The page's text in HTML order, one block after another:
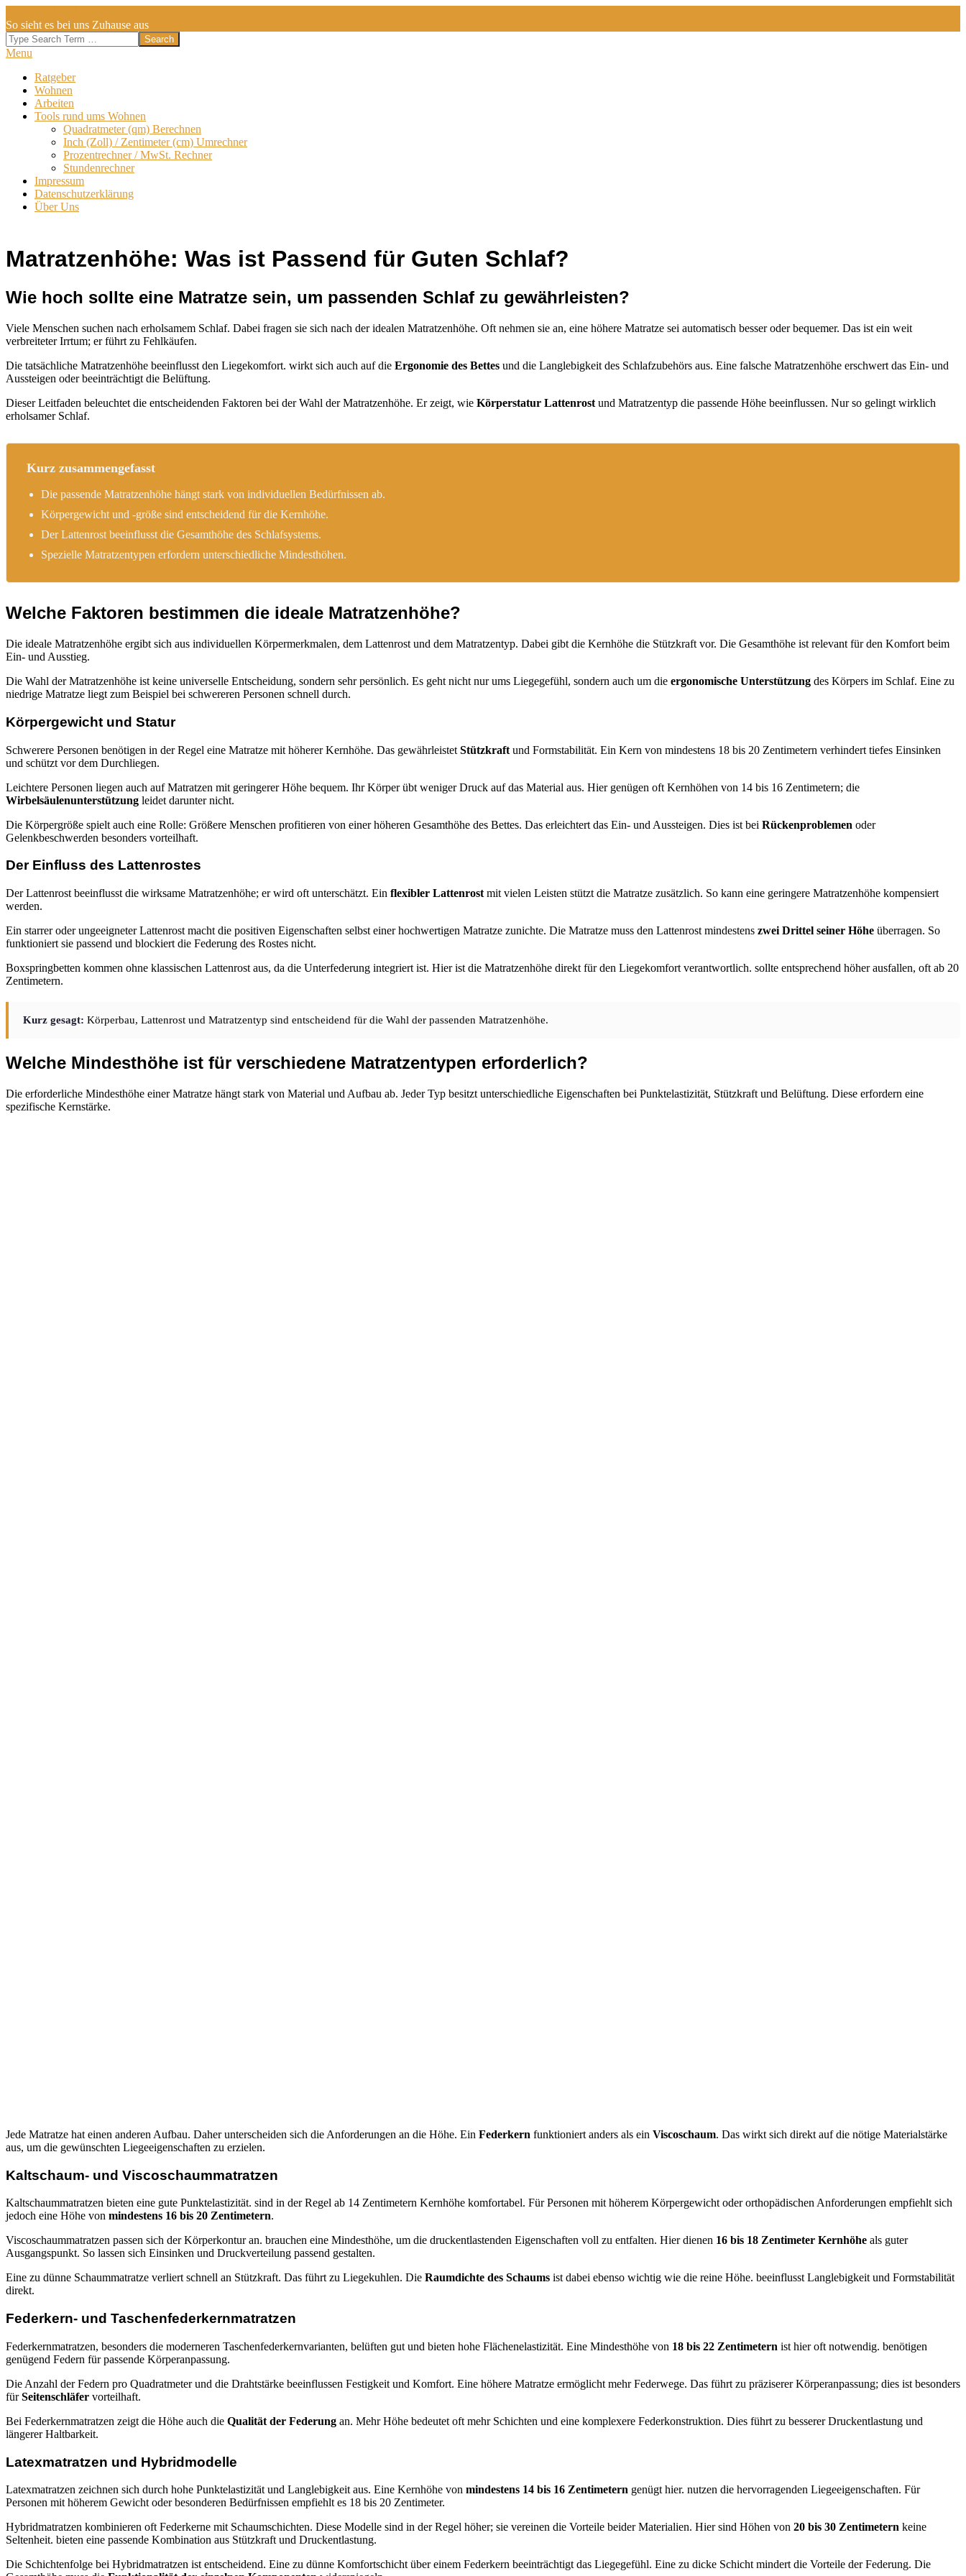
to
content
So sieht es bei uns Zuhause aus
Search
Secondary
Menu
Menu
Ratgeber
Wohnen
Arbeiten
Tools rund ums Wohnen
Quadratmeter (qm) Berechnen
Inch (Zoll) / Zentimeter (cm) Umrechner
Prozentrechner / MwSt. Rechner
Stundenrechner
Impressum
Datenschutzerklärung
Über Uns
Matratzenhöhe: Was ist Passend für Guten Schlaf?
Wie hoch sollte eine Matratze sein, um passenden Schlaf zu gewährleisten?
Viele Menschen suchen nach erholsamem Schlaf. Dabei fragen sie sich nach der idealen Matratzenhöhe. Oft nehmen sie an, eine höhere Matratze sei automatisch besser oder bequemer. Das ist ein weit
verbreiteter Irrtum; er führt zu Fehlkäufen.
Die tatsächliche Matratzenhöhe beeinflusst den Liegekomfort. wirkt sich auch auf die Ergonomie des Bettes und die Langlebigkeit des Schlafzubehörs aus. Eine falsche Matratzenhöhe erschwert das Ein- und
Aussteigen oder beeinträchtigt die Belüftung.
Dieser Leitfaden beleuchtet die entscheidenden Faktoren bei der Wahl der Matratzenhöhe. Er zeigt, wie Körperstatur Lattenrost und Matratzentyp die passende Höhe beeinflussen. Nur so gelingt wirklich
erholsamer Schlaf.
Kurz zusammengefasst
Die passende Matratzenhöhe hängt stark von individuellen Bedürfnissen ab.
Körpergewicht und -größe sind entscheidend für die Kernhöhe.
Der Lattenrost beeinflusst die Gesamthöhe des Schlafsystems.
Spezielle Matratzentypen erfordern unterschiedliche Mindesthöhen.
Welche Faktoren bestimmen die ideale Matratzenhöhe?
Die ideale Matratzenhöhe ergibt sich aus individuellen Körpermerkmalen, dem Lattenrost und dem Matratzentyp. Dabei gibt die Kernhöhe die Stützkraft vor. Die Gesamthöhe ist relevant für den Komfort beim
Ein- und Ausstieg.
Die Wahl der Matratzenhöhe ist keine universelle Entscheidung, sondern sehr persönlich. Es geht nicht nur ums Liegegefühl, sondern auch um die ergonomische Unterstützung des Körpers im Schlaf. Eine zu
niedrige Matratze liegt zum Beispiel bei schwereren Personen schnell durch.
Körpergewicht und Statur
Schwerere Personen benötigen in der Regel eine Matratze mit höherer Kernhöhe. Das gewährleistet Stützkraft und Formstabilität. Ein Kern von mindestens 18 bis 20 Zentimetern verhindert tiefes Einsinken
und schützt vor dem Durchliegen.
Leichtere Personen liegen auch auf Matratzen mit geringerer Höhe bequem. Ihr Körper übt weniger Druck auf das Material aus. Hier genügen oft Kernhöhen von 14 bis 16 Zentimetern; die
Wirbelsäulenunterstützung leidet darunter nicht.
Die Körpergröße spielt auch eine Rolle: Größere Menschen profitieren von einer höheren Gesamthöhe des Bettes. Das erleichtert das Ein- und Aussteigen. Dies ist bei Rückenproblemen oder
Gelenkbeschwerden besonders vorteilhaft.
Der Einfluss des Lattenrostes
Der Lattenrost beeinflusst die wirksame Matratzenhöhe; er wird oft unterschätzt. Ein flexibler Lattenrost mit vielen Leisten stützt die Matratze zusätzlich. So kann eine geringere Matratzenhöhe kompensiert
werden.
Ein starrer oder ungeeigneter Lattenrost macht die positiven Eigenschaften selbst einer hochwertigen Matratze zunichte. Die Matratze muss den Lattenrost mindestens zwei Drittel seiner Höhe überragen. So
funktioniert sie passend und blockiert die Federung des Rostes nicht.
Boxspringbetten kommen ohne klassischen Lattenrost aus, da die Unterfederung integriert ist. Hier ist die Matratzenhöhe direkt für den Liegekomfort verantwortlich. sollte entsprechend höher ausfallen, oft ab 20
Zentimetern.
Kurz gesagt: Körperbau, Lattenrost und Matratzentyp sind entscheidend für die Wahl der passenden Matratzenhöhe.
Welche Mindesthöhe ist für verschiedene Matratzentypen erforderlich?
Die erforderliche Mindesthöhe einer Matratze hängt stark von Material und Aufbau ab. Jeder Typ besitzt unterschiedliche Eigenschaften bei Punktelastizität, Stützkraft und Belüftung. Diese erfordern eine
spezifische Kernstärke.
Jede Matratze hat einen anderen Aufbau. Daher unterscheiden sich die Anforderungen an die Höhe. Ein Federkern funktioniert anders als ein Viscoschaum. Das wirkt sich direkt auf die nötige Materialstärke
aus, um die gewünschten Liegeeigenschaften zu erzielen.
Kaltschaum- und Viscoschaummatratzen
Kaltschaummatratzen bieten eine gute Punktelastizität. sind in der Regel ab 14 Zentimetern Kernhöhe komfortabel. Für Personen mit höherem Körpergewicht oder orthopädischen Anforderungen empfiehlt sich
jedoch eine Höhe von mindestens 16 bis 20 Zentimetern.
Viscoschaummatratzen passen sich der Körperkontur an. brauchen eine Mindesthöhe, um die druckentlastenden Eigenschaften voll zu entfalten. Hier dienen 16 bis 18 Zentimeter Kernhöhe als guter
Ausgangspunkt. So lassen sich Einsinken und Druckverteilung passend gestalten.
Eine zu dünne Schaummatratze verliert schnell an Stützkraft. Das führt zu Liegekuhlen. Die Raumdichte des Schaums ist dabei ebenso wichtig wie die reine Höhe. beeinflusst Langlebigkeit und Formstabilität
direkt.
Federkern- und Taschenfederkernmatratzen
Federkernmatratzen, besonders die moderneren Taschenfederkernvarianten, belüften gut und bieten hohe Flächenelastizität. Eine Mindesthöhe von 18 bis 22 Zentimetern ist hier oft notwendig. benötigen
genügend Federn für passende Körperanpassung.
Die Anzahl der Federn pro Quadratmeter und die Drahtstärke beeinflussen Festigkeit und Komfort. Eine höhere Matratze ermöglicht mehr Federwege. Das führt zu präziserer Körperanpassung; dies ist besonders
fürSeitenschläfer vorteilhaft.
Bei Federkernmatratzen zeigt die Höhe auch die Qualität der Federung an. Mehr Höhe bedeutet oft mehr Schichten und eine komplexere Federkonstruktion. Dies führt zu besserer Druckentlastung und
längerer Haltbarkeit.
Latexmatratzen und Hybridmodelle
Latexmatratzen zeichnen sich durch hohe Punktelastizität und Langlebigkeit aus. Eine Kernhöhe von mindestens 14 bis 16 Zentimetern genügt hier. nutzen die hervorragenden Liegeeigenschaften. Für
Personen mit höherem Gewicht oder besonderen Bedürfnissen empfiehlt es 18 bis 20 Zentimeter.
Hybridmatratzen kombinieren oft Federkerne mit Schaumschichten. Diese Modelle sind in der Regel höher; sie vereinen die Vorteile beider Materialien. Hier sind Höhen von 20 bis 30 Zentimetern keine
Seltenheit. bieten eine passende Kombination aus Stützkraft und Druckentlastung.
Die Schichtenfolge bei Hybridmatratzen ist entscheidend. Eine zu dünne Komfortschicht über einem Federkern beeinträchtigt das Liegegefühl. Eine zu dicke Schicht mindert die Vorteile der Federung. Die